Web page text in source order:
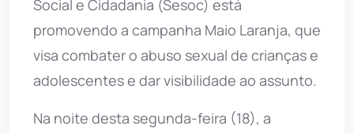
Social e Cidadania (Sesoc) está
promovendo a campanha Maio Laranja, que
visa combater o abuso sexual de crianças e
adolescentes e dar visibilidade ao assunto.
Na noite desta segunda-feira (18), a